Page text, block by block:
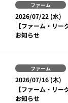
ファーム
2026/07/22 (水)
【ファーム・リ
お知らせ
ファーム
2026/07/16 (木)
【ファーム・リ
お知らせ